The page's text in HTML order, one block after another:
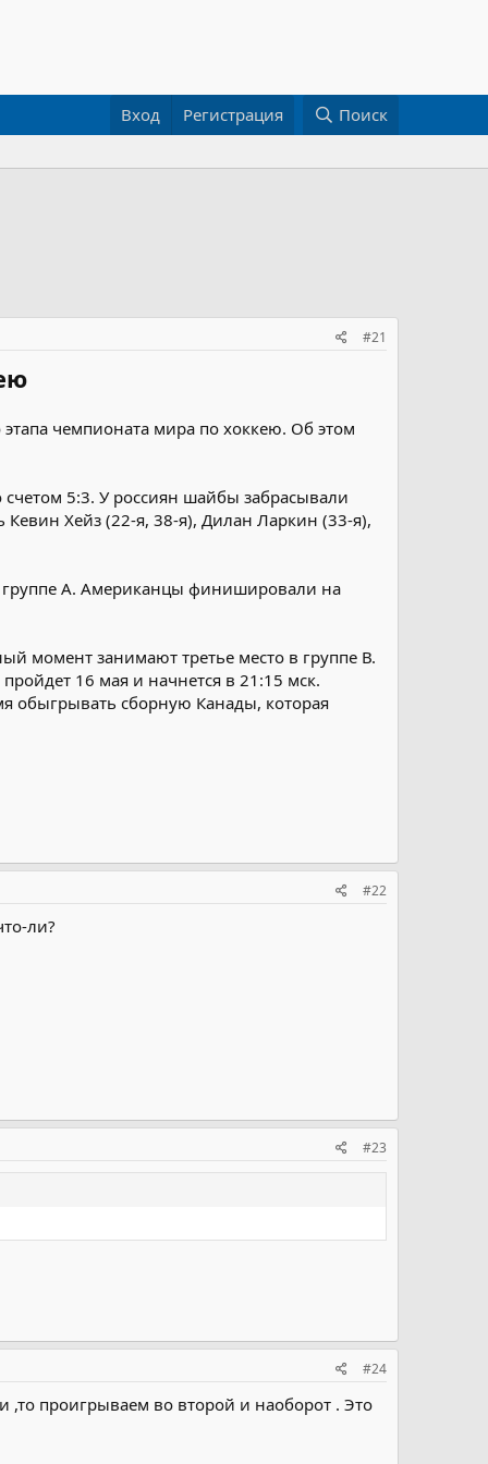
Вход Регистрация Поиск
#21
чемпионата мира по хоккею. Об этом
счетом 5:3. У россиян шайбы забрасывали
Кевин Хейз (22-я, 38-я), Дилан Ларкин (33-я),
группе А. Американцы финишировали на
момент занимают третье место в группе В.
16 мая и начнется в 21:15 мск.
обыгрывать сборную Канады, которая
#22
ли?
#23
#24
проигрываем во второй и наоборот . Это